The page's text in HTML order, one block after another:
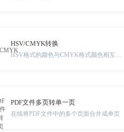
HSV/CMYK转换
PDF文件多页转单一页
在线将PDF文件中的多个页面合并成单页